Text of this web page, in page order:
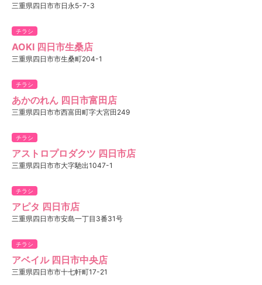
三重県四日市市日永5-7-3
チラシ
AOKI 四日市生桑店
三重県四日市市生桑町204-1
チラシ
あかのれん 四日市富田店
三重県四日市市西富田町字大宮田249
チラシ
アストロプロダクツ 四日市店
三重県四日市市大字馳出1047-1
チラシ
アピタ 四日市店
三重県四日市市安島一丁目3番31号
チラシ
アベイル 四日市中央店
三重県四日市市十七軒町17-21